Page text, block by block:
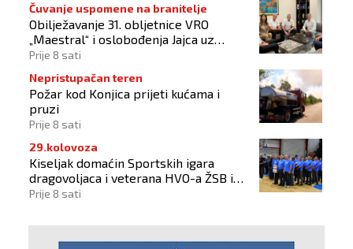
Čuvanje uspomene na branitelje
Obilježavanje 31. obljetnice VRO
„Maestral“ i oslobođenja Jajca uz
pokroviteljstvo HNS-a BiH
Prije 8 sati
Nepristupačan teren
Požar kod Konjica prijeti kućama i
pruzi
Prije 8 sati
29.kolovoza
Kiseljak domaćin Sportskih igara
dragovoljaca i veterana HVO-a ŽSB i
Dana branitelja
Prije 8 sati